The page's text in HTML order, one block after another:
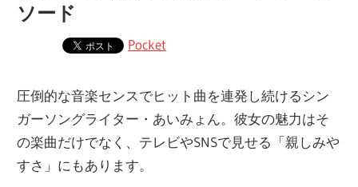
ソード
Pocket
圧倒的な音楽センスでヒット曲を連発し続けるシン
ガーソングライター・あいみょん。彼女の魅力はそ
の楽曲だけでなく、テレビやSNSで見せる「親しみや
すさ」にもあります。